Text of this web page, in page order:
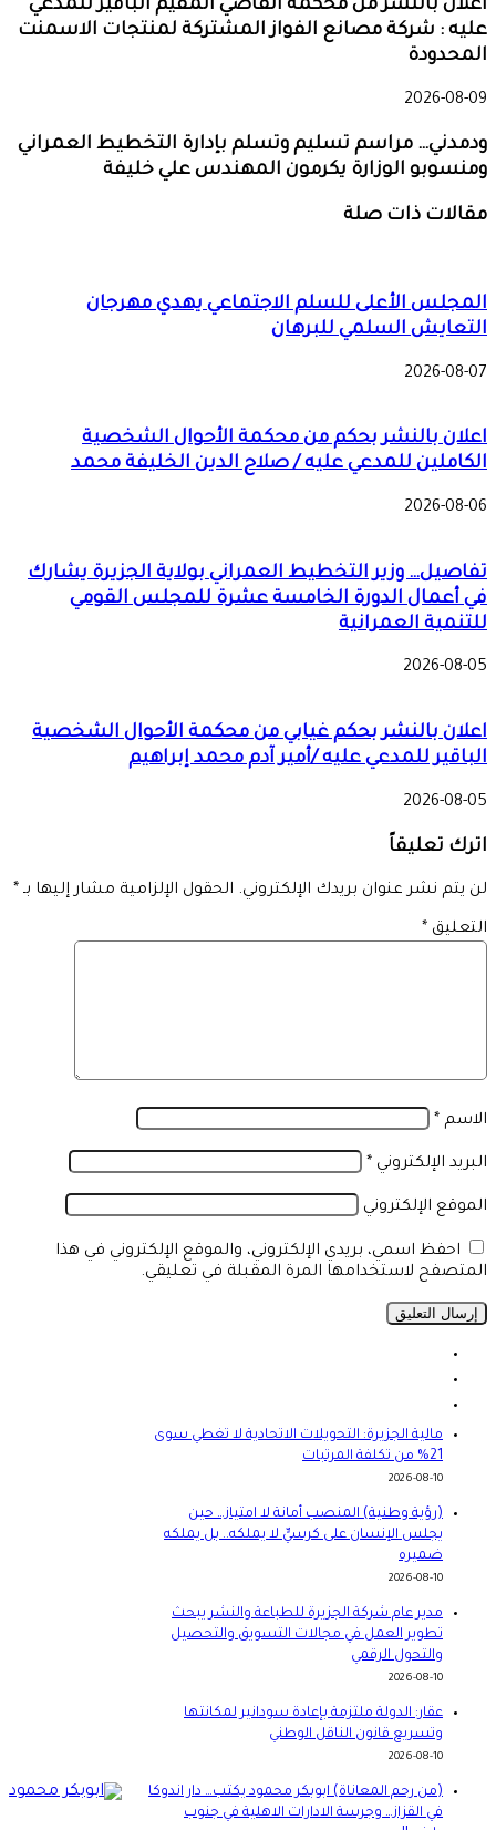
بالنشر من محكمة القاضي المقيم الباقير للمدعي
: شركة مصانع الفواز المشتركة لمنتجات الاسمنت
2026-
مراسم تسليم وتسلم بإدارة التخطيط العمراني
الوزارة يكرمون المهندس علي خليفة
ذات صلة
الأعلى للسلم الاجتماعي يهدي مهرجان
السلمي للبرهان
2026-
بالنشر بحكم من محكمة الأحوال الشخصية
للمدعي عليه / صلاح الدين الخليفة محمد
2026-
وزير التخطيط العمراني بولاية الجزيرة يشارك
الدورة الخامسة عشرة للمجلس القومي
العمرانية
2026-
بالنشر بحكم غيابي من محكمة الأحوال الشخصية
للمدعي عليه /أمير آدم محمد إبراهيم
2026-
تعليقاً
نشر عنوان بريدك الإلكتروني. الحقول الإلزامية مشار إليها بـ*
*
*
الإلكتروني*
الإلكتروني
اسمي، بريدي الإلكتروني، والموقع الإلكتروني في هذا
لاستخدامها المرة المقبلة في تعليقي.
مالية الجزيرة: التحويلات الاتحادية لا تغطي سوى
2026-08-10
(رؤية وطنية) المنصب أمانة لا امتياز… حين
يجلس الإنسان على كرسيٍّ لا يملكه.. بل يملكه
ضميره
2026-08-10
مدير عام شركة الجزيرة للطباعة والنشر يبحث
تطوير العمل في مجالات التسويق والتحصيل
والتحول الرقمي
2026-08-10
عقار: الدولة ملتزمة بإعادة سودانير لمكانتها
وتسريع قانون الناقل الوطني
2026-08-10
(من رحم المعاناة) ابوبكر محمود يكتب… دار اندوكا
في القزاز… وجرسة الادارات الاهلية في جنوب